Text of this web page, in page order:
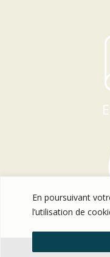
En poursuivant
l’utilisation de